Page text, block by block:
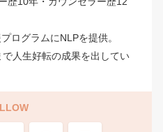
ログラムにNLPを提供。
人生好転の成果を出してい